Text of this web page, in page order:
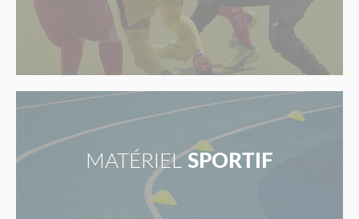
MATÉRIEL SPORTIF